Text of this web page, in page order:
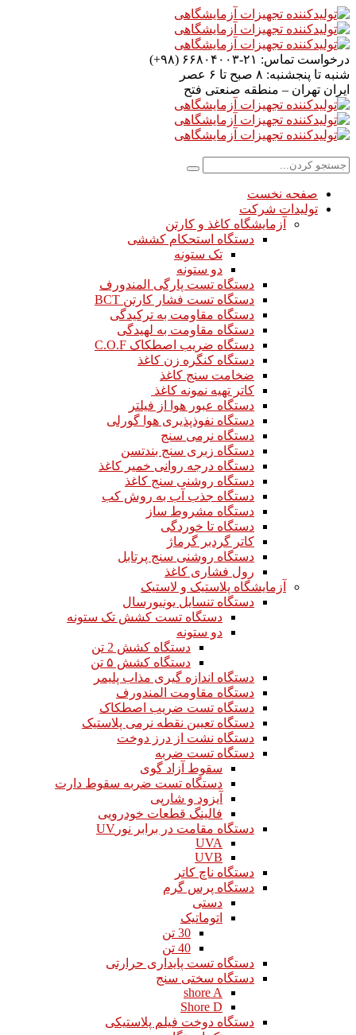
درخواست تماس: ۲۱-۶۶۸۰۴۰۰۳ (۹۸+)
شنبه تا پنجشنبه: ۸ صبح تا ۶ عصر
ایران تهران – منطقه صنعتی فتح
صفحه نخست
تولیدات شرکت
آزمایشگاه کاغذ و کارتن
دستگاه استحکام کششی
تک ستونه
دو ستونه
دستگاه تست پارگی المندورف
دستگاه تست فشار کارتن BCT
دستگاه مقاومت به ترکیدگی
دستگاه مقاومت به لهیدگی
دستگاه ضریب اصطکاک C.O.F
دستگاه کنگره زن کاغذ
ضخامت سنج کاغذ
کاتر تهیه نمونه کاغذ
دستگاه عبور هوا از فیلتر
دستگاه نفوذپذیری هوا گورلی
دستگاه نرمی سنج
دستگاه زبری سنج بندتسن
دستگاه درجه روانی خمیر کاغذ
دستگاه روشنی سنج کاغذ
دستگاه جذب آب به روش کب
دستگاه مشروط ساز
دستگاه تا خوردگی
کاتر گردبر گرماژ
دستگاه روشنی سنج پرتابل
رول فشاری کاغذ
آزمایشگاه پلاستیک و لاستیک
دستگاه تنسایل یونیورسال
دستگاه تست کشش تک ستونه
دو ستونه
دستگاه کشش 2 تن
دستگاه کشش ۵ تن
دستگاه اندازه گیری مذاب پلیمر
دستگاه مقاومت المندورف
دستگاه تست ضریب اصطکاک
دستگاه تعیین نقطه نرمی پلاستیک
دستگاه نشت از درز دوخت
دستگاه تست ضربه
سقوط آزاد گوی
دستگاه تست ضربه سقوط دارت
آیزود و شارپی
فالینگ قطعات خودرویی
دستگاه مقامت در برابر نورUV
UVA
UVB
دستگاه ناچ کاتر
دستگاه پرس گرم
دستی
اتوماتیک
30 تن
40 تن
دستگاه تست پایداری حرارتی
دستگاه سختی سنج
shore A
Shore D
دستگاه دوخت فیلم پلاستیکی